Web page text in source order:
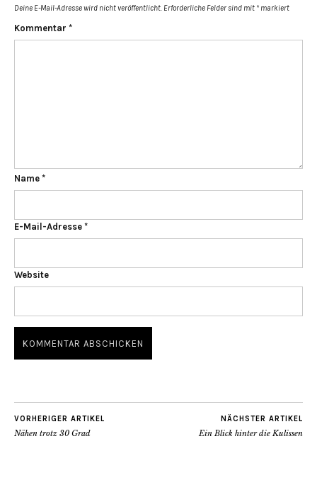
Deine E-Mail-Adresse wird nicht veröffentlicht. Erforderliche Felder sind mit * markiert
Kommentar *
Name *
E-Mail-Adresse *
Website
VORHERIGER ARTIKEL
Nähen trotz 30 Grad
NÄCHSTER ARTIKEL
Ein Blick hinter die Kulissen